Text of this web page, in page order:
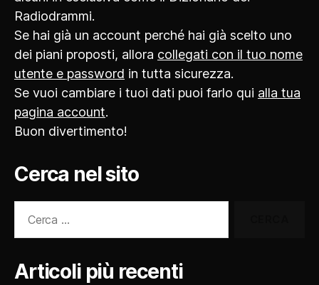
Radiodrammi.
Se hai già un account perché hai già scelto uno
dei piani proposti, allora collegati con il tuo nome
utente e password in tutta sicurezza.
Se vuoi cambiare i tuoi dati puoi farlo qui alla tua
pagina account.
Buon divertimento!
Cerca nel sito
Articoli più recenti